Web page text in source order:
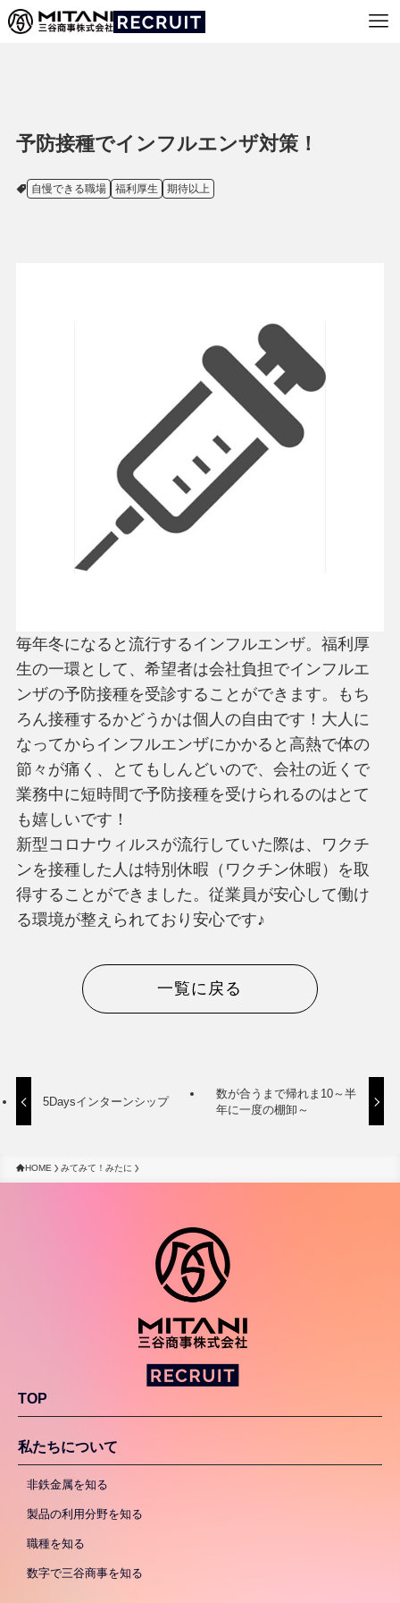
予防接種でインフルエンザ対策！
自慢できる職場 福利厚生 期待以上
毎年冬になると流行するインフルエンザ。福利厚
生の一環として、希望者は会社負担でインフルエ
ンザの予防接種を受診することができます。もち
ろん接種するかどうかは個人の自由です！大人に
なってからインフルエンザにかかると高熱で体の
節々が痛く、とてもしんどいので、会社の近くで
業務中に短時間で予防接種を受けられるのはとて
も嬉しいです！
新型コロナウィルスが流行していた際は、ワクチ
ンを接種した人は特別休暇（ワクチン休暇）を取
得することができました。従業員が安心して働け
る環境が整えられており安心です♪
一覧に戻る
5Daysインターンシップ
数が合うまで帰れま10～半
年に一度の棚卸～
HOME みてみて！みたに
TOP
私たちについて
非鉄金属を知る
製品の利用分野を知る
職種を知る
数字で三谷商事を知る